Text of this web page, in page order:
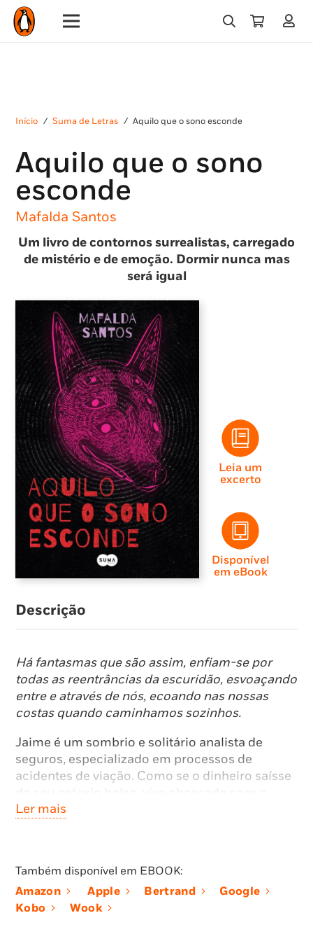
Início / Suma de Letras / Aquilo que o sono esconde
Aquilo que o sono
esconde
Mafalda Santos
Um livro de contornos surrealistas, carregado
de mistério e de emoção. Dormir nunca mas
será igual
Leia um
excerto
Disponível
em eBook
Descrição
Há fantasmas que são assim, enfiam-se por
todas as reentrâncias da escuridão, esvoaçando
entre e através de nós, ecoando nas nossas
costas quando caminhamos sozinhos.
Jaime é um sombrio e solitário analista de
seguros, especializado em processos de
acidentes de viação. Como se o dinheiro saísse
propósito de impedir que indeminizações
um acidente, entra numa espiral de
absurdidade e de autodescoberta.
Ler mais
Também disponível em EBOOK:
Amazon
Apple Bertrand
Google
Kobo
Wook